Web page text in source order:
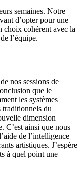
semaines. Notre
d’opter pour une
choix cohérent avec la
l’équipe.
nos sessions de
que le
les systèmes
du
dimension
C’est ainsi que nous
de l’intelligence
artistiques. J’espère
à quel point une